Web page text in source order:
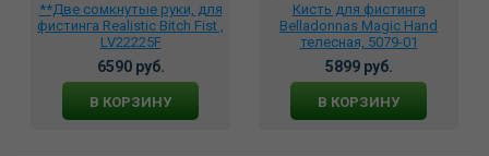
**Две сомкнутые руки, для
фистинга Realistic Bitch Fist ,
LV22225F
6590 руб.
В КОРЗИНУ
Кисть для фистинга
Belladonnas Magiс Hand
телесная, 5079-01
5899 руб.
В КОРЗИНУ